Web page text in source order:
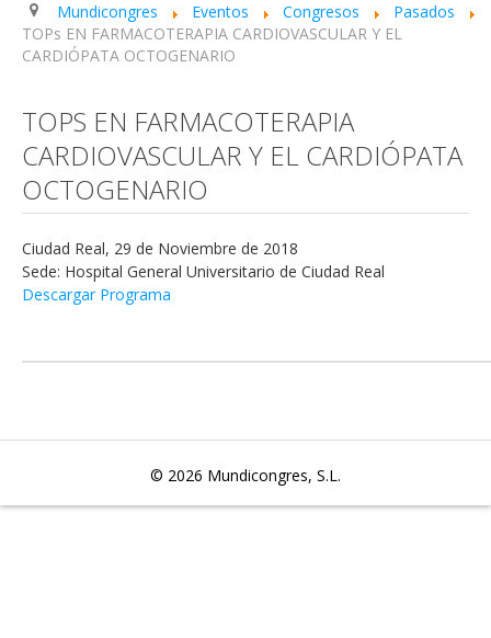
Servicios
Eventos
Mundicongres Eventos Congresos
Pasados
TOPs EN FARMACOTERAPIA CARDIOVASCULAR Y EL
CARDIÓPATA OCTOGENARIO
TOPS EN FARMACOTERAPIA
CARDIOVASCULAR Y EL CARDIÓPATA
OCTOGENARIO
Ciudad Real, 29 de Noviembre de 2018
Sede: Hospital General Universitario de Ciudad Real
Descargar Programa
© 2026 Mundicongres, S.L.